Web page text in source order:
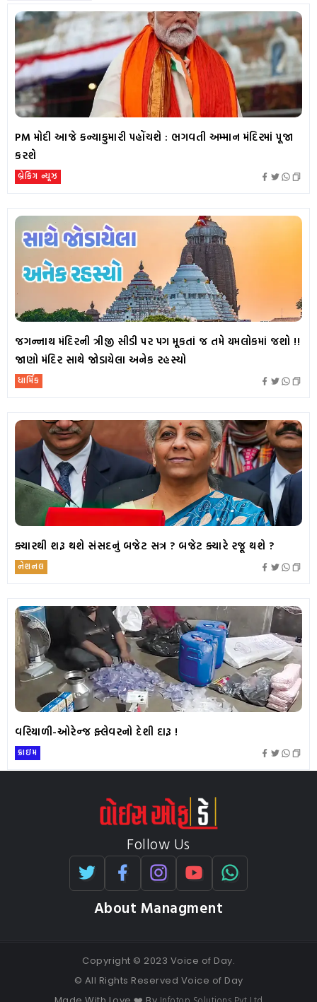
PM મોદી આજે કન્યાકુમારી પહોંચશે : ભગવતી અમ્માન મંદિરમાં પૂજા
કરશે
બ્રેકિંગ ન્યૂઝ
જગન્નાથ મંદિરની ત્રીજી સીડી પર પગ મૂકતાં જ તમે યમલોકમાં જશો !!
જાણો મંદિર સાથે જોડાયેલા અનેક રહસ્યો
ધાર્મિક
ક્યારથી શરૂ થશે સંસદનું બજેટ સત્ર ? બજેટ ક્યારે રજૂ થશે ?
નેશનલ
વરિયાળી-ઓરેન્જ ફ્લેવરનો દેશી દારૂ !
ક્રાઇમ
Follow Us
About Managment
Copyright © 2023 Voice of Day.
© All Rights Reserved Voice of Day